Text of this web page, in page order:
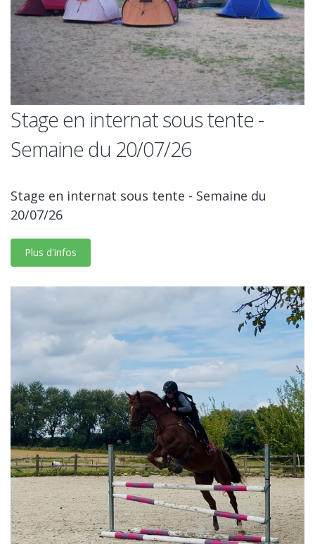
Stage en internat sous tente -
Semaine du 20/07/26
Stage en internat sous tente - Semaine du
20/07/26
Plus d'infos